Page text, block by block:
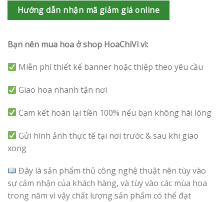
Hướng dẫn nhận mã giảm giá online
Bạn nên mua hoa ở shop HoaChiVi vì:
Miễn phí thiết kế banner hoặc thiệp theo yêu cầu
Giao hoa nhanh tận nơi
Cam kết hoàn lại tiền 100% nếu bạn không hài lòng
Gửi hình ảnh thực tế tại nơi trước & sau khi giao
xong
Đây là sản phẩm thủ công nghệ thuật nên tùy vào
sự cảm nhận của khách hàng, và tùy vào các mùa hoa
trong năm vì vậy chất lượng sản phẩm có thể đạt